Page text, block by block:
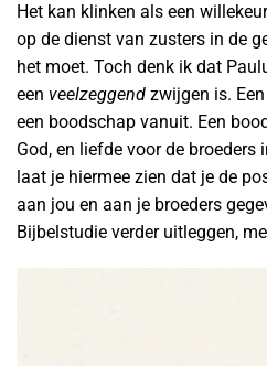
Het kan klinken als een
op de dienst van zusters in de
het moet. Toch denk ik dat
een veelzeggend zwijgen is.
een boodschap vanuit. Een
God, en liefde voor de broeders
laat je hiermee zien dat je de
aan jou en aan je broeders
Bijbelstudie verder uitleggen,